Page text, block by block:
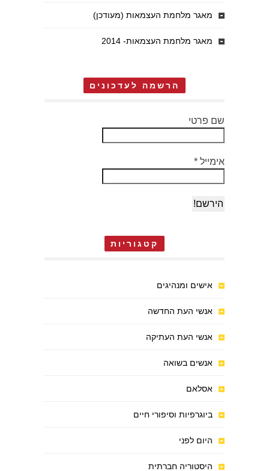
מאגר מלחמת העצמאות (מעודכן)
מאגר מלחמת העצמאות- 2014
הרשמה לעדכונים
שם פרטי
אימייל *
קטגוריות
אישים ומנהיגים
אנשי העת החדשה
אנשי העת העתיקה
אנשים בשואה
אסלאם
ביוגרפיות וסיפורי חיים
היום לפני
היסטוריה חברתית